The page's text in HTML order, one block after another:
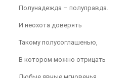
Полунадежда – полуправда.
И неохота доверять
Такому полусоглашенью,
В котором можно отрицать